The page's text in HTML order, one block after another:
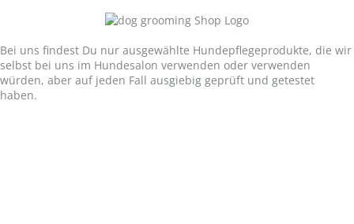
Bei uns findest Du nur ausgewählte Hundepflegeprodukte, die wir
selbst bei uns im Hundesalon verwenden oder verwenden
würden, aber auf jeden Fall ausgiebig geprüft und getestet
haben.